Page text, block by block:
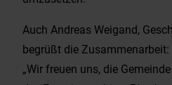
Auch Andreas Weigand,
begrüßt die Zusammenarbeit:
„Wir freuen uns, die